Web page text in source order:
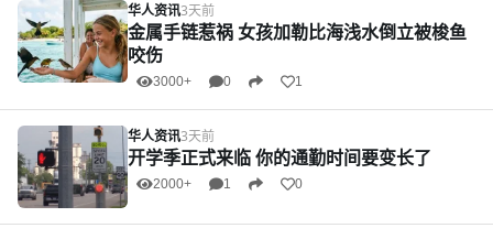
华人资讯3天前
金属手链惹祸 女孩加勒比海浅水倒立被梭鱼
咬伤
3000+ 0 1
华人资讯3天前
开学季正式来临 你的通勤时间要变长了
2000+ 1 0